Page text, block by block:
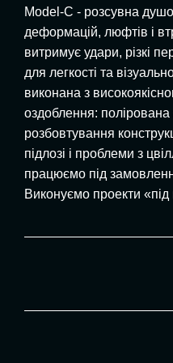
Model-C - розсувна
деформацій, люфтів і
витримує удари, різкі
для легкості та
виконана з
оздоблення:
розбовтування
підлозі і проблеми з
працюємо під
Виконуємо проекти